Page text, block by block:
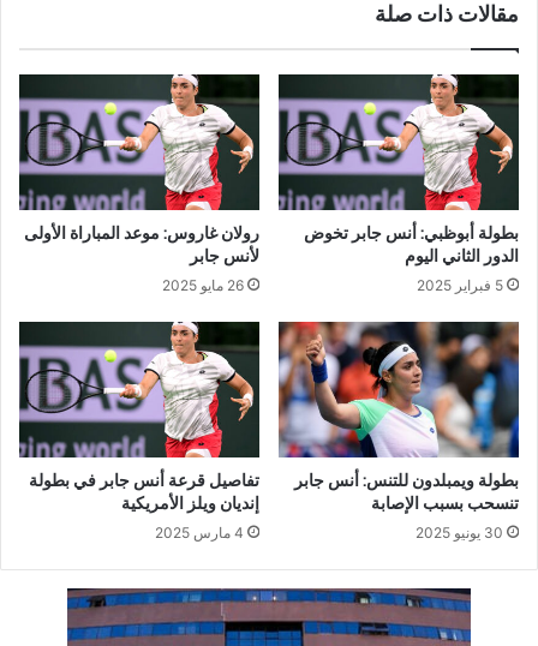
مقالات ذات صلة
بطولة أبوظبي: أنس جابر تخوض
الدور الثاني اليوم
5 فبراير 2025
رولان غاروس: موعد المباراة الأولى
لأنس جابر
26 مايو 2025
بطولة ويمبلدون للتنس: أنس جابر
تنسحب بسبب الإصابة
30 يونيو 2025
تفاصيل قرعة أنس جابر في بطولة
إنديان ويلز الأمريكية
4 مارس 2025